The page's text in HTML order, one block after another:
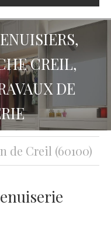
CREIL,
DE
de Creil (60100)